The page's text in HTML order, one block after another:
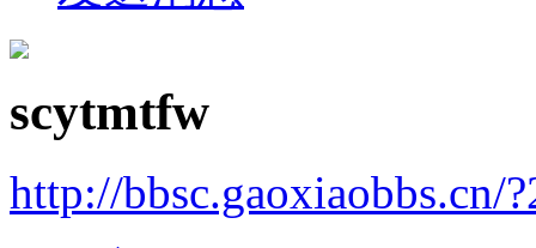
scytmtfw
http://bbsc.gaoxiaobbs.cn/